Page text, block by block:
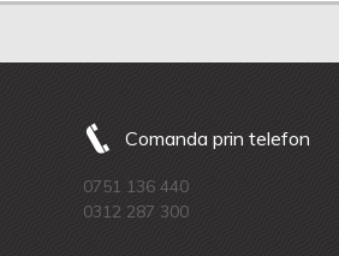
Comanda prin telefon
0751 136 440
0312 287 300